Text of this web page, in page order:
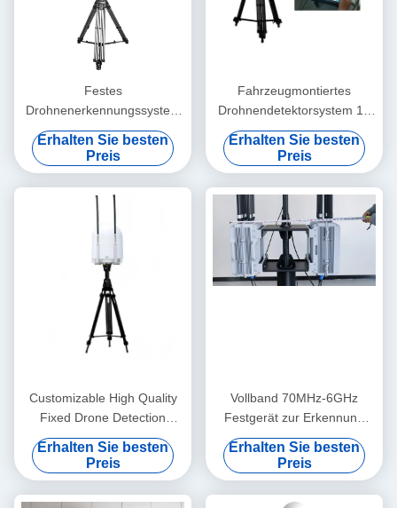
Festes
Drohnenerkennungssystem
mit 10 km Entfernung und
360° Drohnenüberwachung
einschließlich Schwarz-
Weiß-Liste
Erhalten Sie besten
Preis
Fahrzeugmontiertes
Drohnendetektorsystem 10
km Reichweite
Erhalten Sie besten
Preis
Customizable High Quality
Fixed Drone Detection
Equipment with Signal
Collection 5KM Long
Distance 70MHz-6GHz Full
Band
Erhalten Sie besten
Preis
Vollband 70MHz-6GHz
Festgerät zur Erkennung
und Störung von Drohnen
mit 1 N Superinterferenz 10
km Erkennung und 3 km
Störung
Erhalten Sie besten
Preis